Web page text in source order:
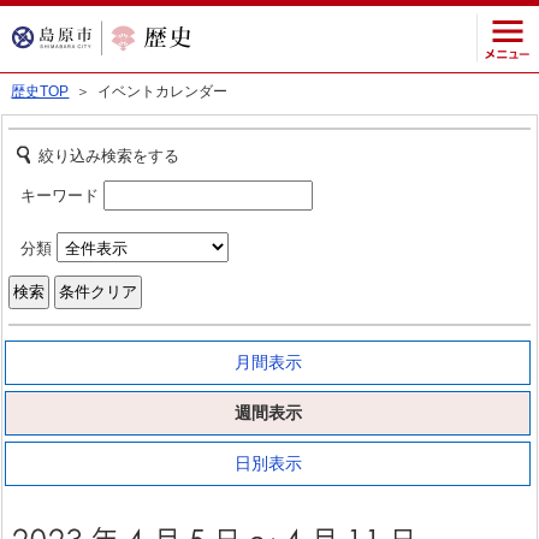
歴史TOP ＞ イベントカレンダー
絞り込み検索をする
キーワード
分類
月間表示
週間表示
日別表示